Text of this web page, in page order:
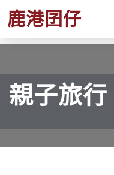
鹿港囝仔
親子旅行